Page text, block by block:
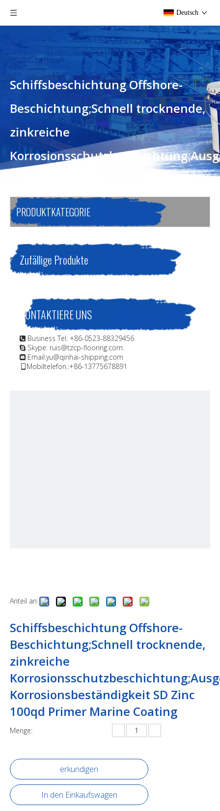
Deutsch
Schiffsbeschichtung Offshore-
Beschichtung;Schnell trocknende,
zinkreiche
Korrosionsbeständigkeit SD Zinc
100qd Primer Marine Coating
Sie sind hier:
Schiffsbeschichtung
Korrosionsschutzbeschichtung;Ausgezeichnete
Korrosionsbeständigkeit SD Zinc 100qd Primer Marine Coating
PRODUKTKATEGORIE
Zufällige Produkte
KONTAKTIERE UNS
 Business Tel: +86-0523-88329456
 Skype: ruis@tzcp-flooring.com.
 Email:yu@qinhai-shipping.com
Mobiltelefon.:+86-13775678891
Anteil an:
Schiffsbeschichtung Offshore-
Beschichtung;Schnell trocknende,
zinkreiche
Korrosionsbeständigkeit SD Zinc
100qd Primer Marine Coating
Menge:
erkundigen
In den Einkaufswagen